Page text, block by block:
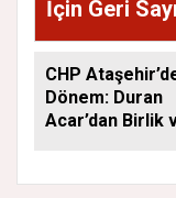
İçin Geri
CHP
Dönem: Duran
Acar’dan Birlik